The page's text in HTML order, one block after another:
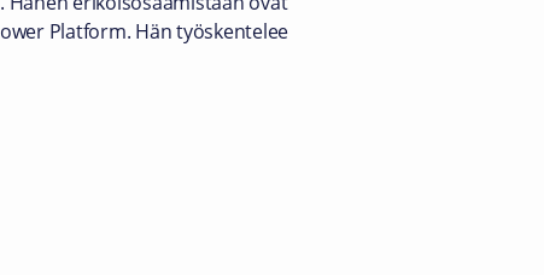
Platform. Hän työskentelee